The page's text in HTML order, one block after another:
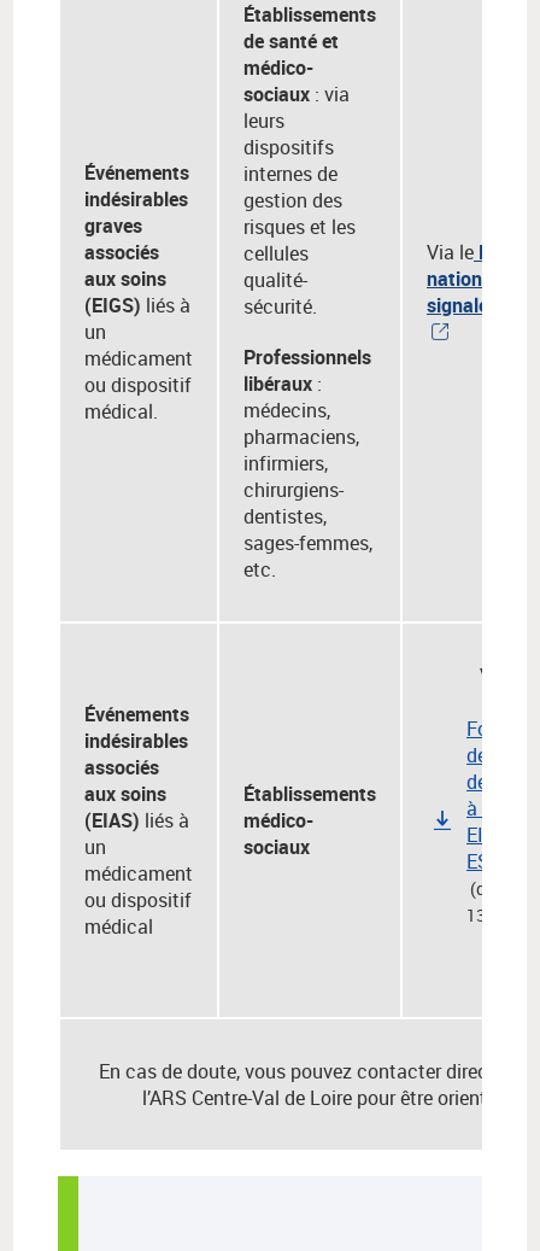
Événements
indésirables
graves
associés
aux soins
(EIGS) liés à
un
médicament
ou dispositif
médical.
Établissements
de santé et
médico-
sociaux : via
leurs
dispositifs
internes de
gestion des
risques et les
cellules
qualité-
sécurité.
Professionnels
libéraux :
médecins,
pharmaciens,
infirmiers,
chirurgiens-
dentistes,
sages-femmes,
etc.
Via le Portail
national des
Événements
indésirables
associés
aux soins
(EIAS) liés à
un
médicament
ou dispositif
médical
Établissements
médico-
sociaux
Via
de
à l'ARS
EI en
ESMS
(docx,
131.59
En cas de doute, vous pouvez contacter
l’ARS Centre-Val de Loire pour être orienté.